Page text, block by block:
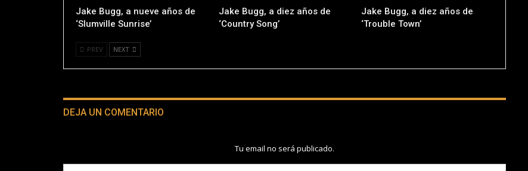
Jake Bugg, a nueve años de
‘Slumville Sunrise’
Jake Bugg, a diez años de
‘Country Song’
Jake Bugg, a diez años de
‘Trouble Town’
PREV NEXT
DEJA UN COMENTARIO
Tu email no será publicado.